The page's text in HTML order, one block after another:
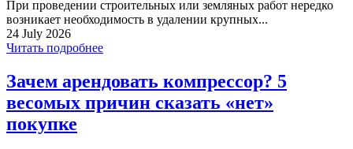
При проведении строительных или земляных работ нередко
возникает необходимость в удалении крупных...
24 July 2026
Читать подробнее
Зачем арендовать компрессор? 5
весомых причин сказать «нет»
покупке